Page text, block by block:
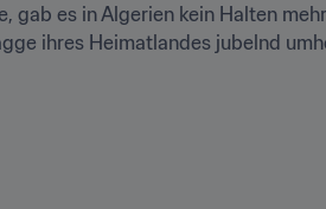
gab es in Algerien kein Halten
ihres Heimatlandes jubelnd